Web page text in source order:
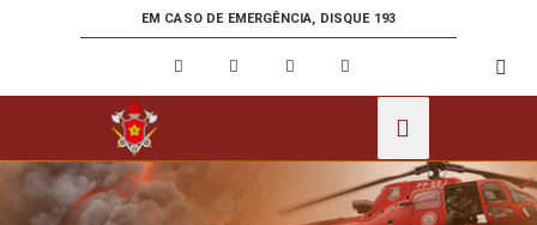
EM CASO DE EMERGÊNCIA, DISQUE 193